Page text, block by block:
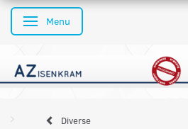
Skifte navigation
Menu
Diverse